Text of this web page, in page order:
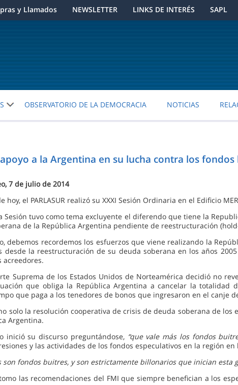
y Llamados NEWSLETTER LINKS DE INTERÉS SAPL
OBSERVATORIO DE LA DEMOCRACIA NOTICIAS
a la Argentina en su lucha contra los
7 de julio de 2014
hoy, el PARLASUR realizó su XXXI Sesión Ordinaria en el Edificio
Sesión tuvo como tema excluyente el diferendo que tiene la
de la República Argentina pendiente de reestructuración
debemos recordemos los esfuerzos que viene realizando la
desde la reestructuración de su deuda soberana en los años
acreedores.
Suprema de los Estados Unidos de Norteamérica decidió no
que obliga la República Argentina a cancelar la
que paga a los tenedores de bonos que ingresaron en el canje
solo la resolución cooperativa de crisis de deuda soberana de los
Argentina.
inició su discurso preguntándose, “que vale más los fondos
y las actividades de los fondos especulativos en la región en
son fondos buitres, y son estrictamente billonarios que inician esta
las recomendaciones del FMI que siempre benefician a los